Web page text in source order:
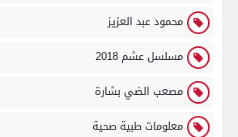
محمود عبد العزيز
مسلسل عشم 2018
مصعب الضي بشارة
معلومات طبية صحية